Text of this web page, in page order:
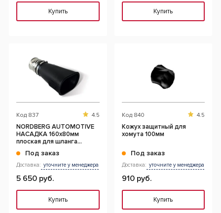
Купить Купить
Код 837 4.5
NORDBERG AUTOMOTIVE
НАСАДКА 160x80мм
плоская для шланга
Под заказ
Доставка: уточните у менеджера
5 650 руб.
Купить
Код 840 4.5
Кожух защитный для
хомута 100мм
Под заказ
Доставка: уточните у менеджера
910 руб.
Купить